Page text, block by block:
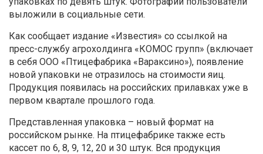
выложили в социальные сети.
Как сообщает издание «Известия» со ссылкой на
пресс-службу агрохолдинга «КОМОС групп» (включает
в себя ООО «Птицефабрика «Вараксино»), появление
новой упаковки не отразилось на стоимости яиц.
Продукция появилась на российских прилавках уже в
первом квартале прошлого года.
Представленная упаковка – новый формат на
российском рынке. На птицефабрике также есть
кассет по 6, 8, 9, 12, 20 и 30 штук. Вся продукция